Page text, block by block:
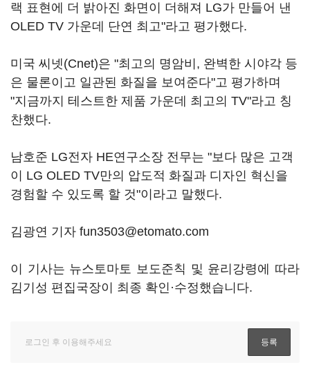
랙 표현에 더 밝아진 화면이 더해져 LG가 만들어 낸
OLED TV 가운데 단연 최고"라고 평가했다.
미국 씨넷(Cnet)은 "최고의 명암비, 완벽한 시야각 등
은 물론이고 일관된 화질을 보여준다"고 평가하며
"지금까지 테스트한 제품 가운데 최고의 TV"라고 칭
찬했다.
남호준 LG전자 HE연구소장 전무는 "보다 많은 고객
이 LG OLED TV만의 압도적 화질과 디자인 혁신을
경험할 수 있도록 할 것"이라고 말했다.
김광연 기자 fun3503@etomato.com
이 기사는 뉴스토마토 보도준칙 및 윤리강령에 따라
김기성 편집국장이 최종 확인·수정했습니다.